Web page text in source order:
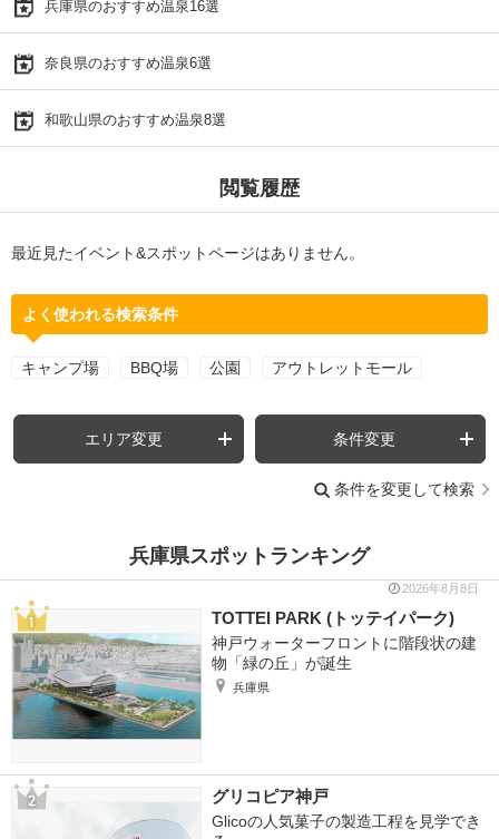
兵庫県のおすすめ温泉16選
奈良県のおすすめ温泉6選
和歌山県のおすすめ温泉8選
閲覧履歴
最近見たイベント&スポットページはありません。
よく使われる検索条件
キャンプ場 BBQ場 公園 アウトレットモール
エリア変更 条件変更
条件を変更して検索
兵庫県スポットランキング
2026年8月8日
TOTTEI PARK (トッテイパーク)
神戸ウォーターフロントに階段状の建
物「緑の丘」が誕生
兵庫県
グリコピア神戸
Glicoの人気菓子の製造工程を見学でき